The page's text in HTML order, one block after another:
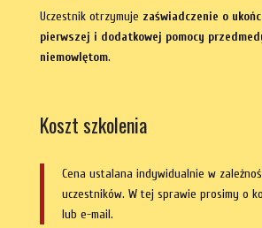
Uczestnik otrzymuje zaświadczenie o
pierwszej i dodatkowej pomocy
niemowlętom.
Koszt szkolenia
Cena ustalana indywidualnie w
uczestników. W tej sprawie prosimy o
lub e-mail.